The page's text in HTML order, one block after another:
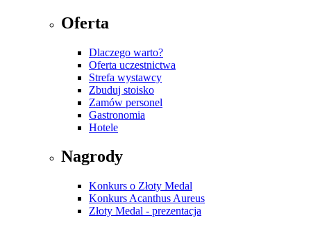
Oferta
Dlaczego warto?
Oferta uczestnictwa
Strefa wystawcy
Zbuduj stoisko
Zamów personel
Gastronomia
Hotele
Nagrody
Konkurs o Złoty Medal
Konkurs Acanthus Aureus
Złoty Medal - prezentacja